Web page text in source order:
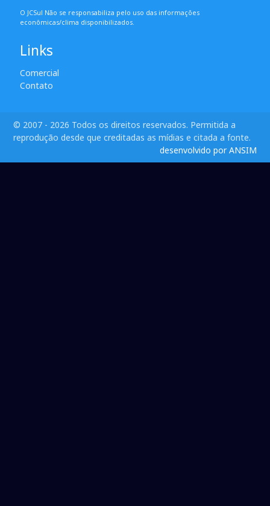
O JCSul Não se responsabiliza pelo uso das informações
econômicas/clima disponibilizados.
Links
Comercial
Contato
© 2007 - 2026 Todos os direitos reservados. Permitida a
reprodução desde que creditadas as mídias e citada a fonte.
desenvolvido por ANSIM